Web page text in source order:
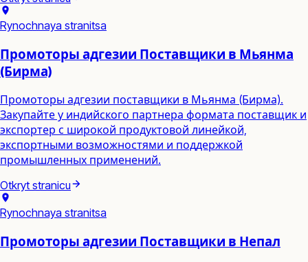
Rynochnaya stranitsa
Промоторы адгезии Поставщики в Мьянма
(Бирма)
Промоторы адгезии поставщики в Мьянма (Бирма).
Закупайте у индийского партнера формата поставщик и
экспортер с широкой продуктовой линейкой,
экспортными возможностями и поддержкой
промышленных применений.
Otkryt stranicu
Rynochnaya stranitsa
Промоторы адгезии Поставщики в Непал